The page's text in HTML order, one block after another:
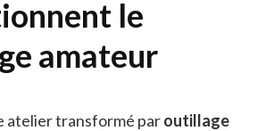
le
amateur
atelier transformé paroutillage